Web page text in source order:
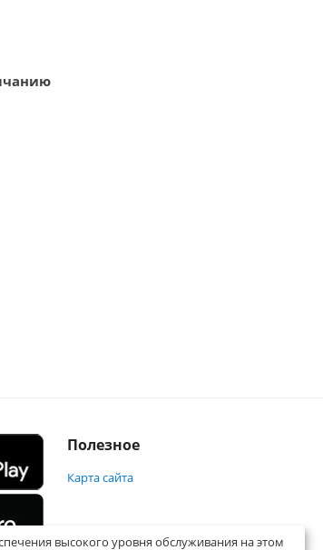
Полезное
Карта сайта
высокого уровня обслуживания на этом